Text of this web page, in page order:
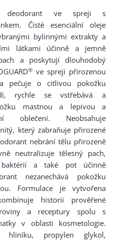
deodorant ve spreji s
Čisté esenciální oleje
bylinnými extrakty a
látkami účinně a jemně
a poskytují dlouhodobý
® ve spreji přirozenou
pečuje o citlivou pokožku
rychle se vstřebává a
mastnou a lepivou a
oblečení. Neobsahuje
který zabraňuje přirozené
nebrání tělu přirozeně
neutralizuje tělesný pach,
baktérií a také pot účinně
nezanechává pokožku
Formulace je vytvořena
historii prověřené
a receptury spolu s
v oblasti kosmetologie.
hliníku, propylen glykol,